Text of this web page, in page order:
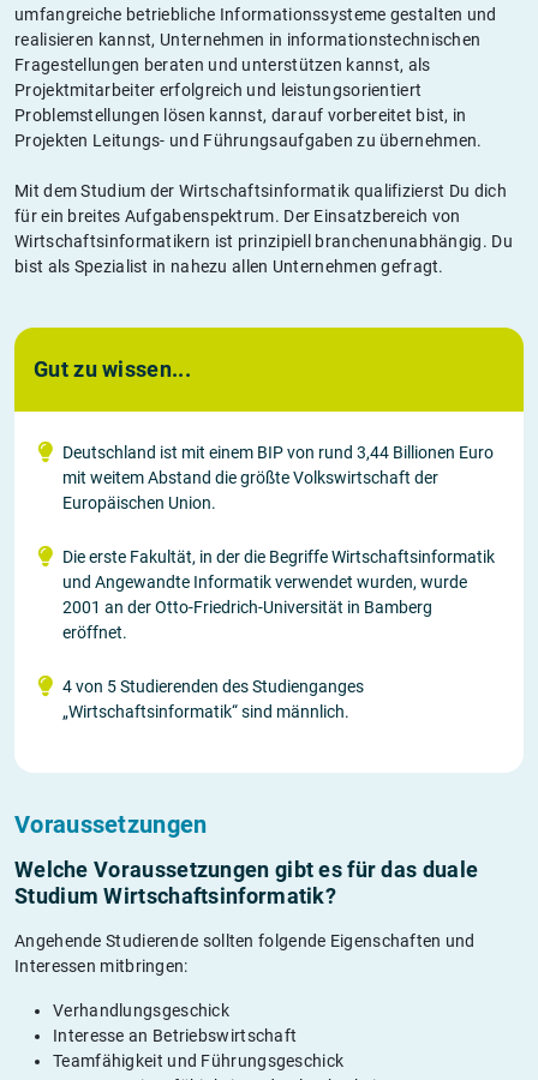
umfangreiche betriebliche Informationssysteme gestalten und
realisieren kannst, Unternehmen in informationstechnischen
Fragestellungen beraten und unterstützen kannst, als
Projektmitarbeiter erfolgreich und leistungsorientiert
Problemstellungen lösen kannst, darauf vorbereitet bist, in
Projekten Leitungs- und Führungsaufgaben zu übernehmen.
Mit dem Studium der Wirtschaftsinformatik qualifizierst Du dich
für ein breites Aufgabenspektrum. Der Einsatzbereich von
Wirtschaftsinformatikern ist prinzipiell branchenunabhängig. Du
bist als Spezialist in nahezu allen Unternehmen gefragt.
Gut zu wissen...
Deutschland ist mit einem BIP von rund 3,44 Billionen Euro
mit weitem Abstand die größte Volkswirtschaft der
Europäischen Union.
Die erste Fakultät, in der die Begriffe Wirtschaftsinformatik
und Angewandte Informatik verwendet wurden, wurde
2001 an der Otto-Friedrich-Universität in Bamberg
eröffnet.
4 von 5 Studierenden des Studienganges
„Wirtschaftsinformatik“ sind männlich.
Voraussetzungen
Welche Voraussetzungen gibt es für das duale
Studium Wirtschaftsinformatik?
Angehende Studierende sollten folgende Eigenschaften und
Interessen mitbringen:
Verhandlungsgeschick
Interesse an Betriebswirtschaft
Teamfähigkeit und Führungsgeschick